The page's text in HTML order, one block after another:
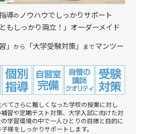
導の ノウハウでしっかりサポート
もしっかり両立！」オーダーメイド
」
から 「大学受験対策」 までマンツー
てさらに難しくなった学校の授業に対し
習や定期テスト対策、大学入試に向けた対
学習環境の中で一人ひとりの目標と目的に
様をしっかりサポートします。